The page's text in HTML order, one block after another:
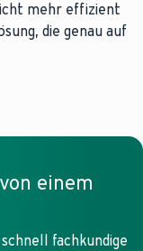
mehr effizient
die genau auf
einem
fachkundige